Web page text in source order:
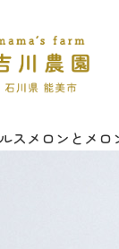
スメロンとメ